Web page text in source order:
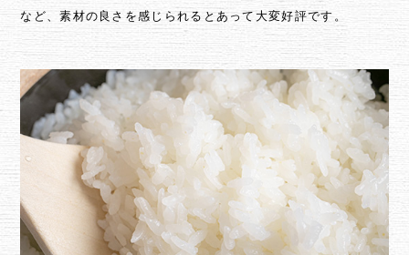
など、素材の良さを感じられるとあって大変好評です。